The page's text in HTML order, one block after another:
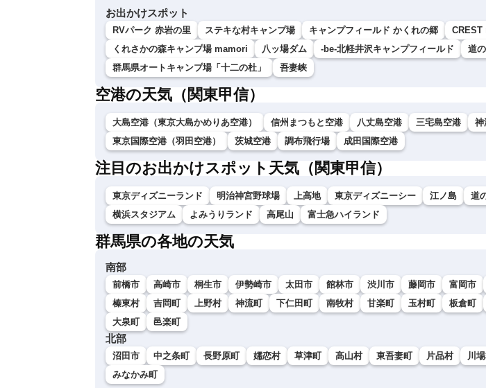
お出かけスポット
RVパーク 赤岩の里 ステキな村キャンプ場 キャンプフィールド かくれの郷
くれさかの森キャンプ場 mamori
八ッ場ダム -be-北軽井沢キャンプフィールド
道
群馬県オートキャンプ場「十二の杜」
吾妻峡
空港の天気（関東甲信）
大島空港（東京大島かめりあ空港） 信州まつもと空港 八丈島空港 三宅島空港 神
東京国際空港（羽田空港）
茨城空港 調布飛行場 成田国際空港
注目のお出かけスポット天気（関東甲信）
東京ディズニーランド 明治神宮野球場 上高地 東京ディズニーシー 江ノ島
道
横浜スタジアム
よみうりランド 高尾山 富士急ハイランド
群馬県の各地の天気
南部
前橋市 高崎市 桐生市 伊勢崎市 太田市 館林市 渋川市 藤岡市 富岡市
榛東村
吉岡町 上野村 神流町 下仁田町 南牧村 甘楽町 玉村町 板倉町
大泉町
邑楽町
北部
沼田市 中之条町 長野原町 嬬恋村 草津町 高山村 東吾妻町 片品村 川
みなかみ町